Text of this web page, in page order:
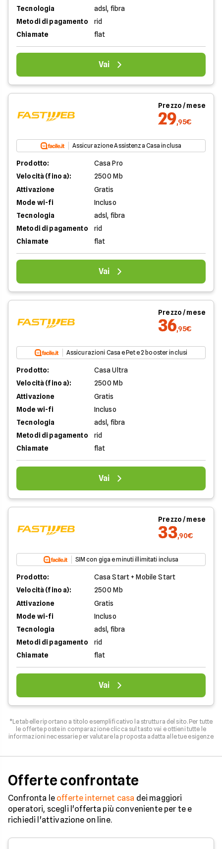
Tecnologia
adsl, fibra
Metodi di pagamento
rid
Chiamate
flat
Vai
Prezzo / mese
29,95€
Assicurazione Assistenza Casa inclusa
Prodotto:
Casa Pro
Velocità (fino a):
2500 Mb
Attivazione
Gratis
Mode wi-fi
Incluso
Tecnologia
adsl, fibra
Metodi di pagamento
rid
Chiamate
flat
Vai
Prezzo / mese
36,95€
Assicurazioni Casa e Pet e 2 booster inclusi
Prodotto:
Casa Ultra
Velocità (fino a):
2500 Mb
Attivazione
Gratis
Mode wi-fi
Incluso
Tecnologia
adsl, fibra
Metodi di pagamento
rid
Chiamate
flat
Vai
Prezzo / mese
33,90€
SIM con giga e minuti illimitati inclusa
Prodotto:
Casa Start + Mobile Start
Velocità (fino a):
2500 Mb
Attivazione
Gratis
Mode wi-fi
Incluso
Tecnologia
adsl, fibra
Metodi di pagamento
rid
Chiamate
flat
Vai
*Le tabelle riportano a titolo esemplificativo la struttura del sito. Per tutte
le offerte poste in comparazione clicca sul tasto vai e ottieni tutte le
informazioni necessarie per valutare la proposta adatta alle tue esigenze
Offerte confrontate
Confronta le offerte internet casa dei maggiori
operatori, scegli l'offerta più conveniente per te e
richiedi l'attivazione on line.